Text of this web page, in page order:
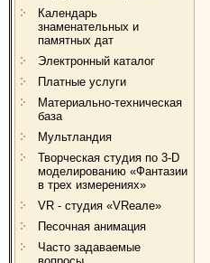
Календарь
знаменательных и
памятных дат
Электронный каталог
Платные услуги
Материально-техническая
база
Мультландия
Творческая студия по 3-D
моделированию «Фантазии
в трех измерениях»
VR - студия «VRеале»
Песочная анимация
Часто задаваемые